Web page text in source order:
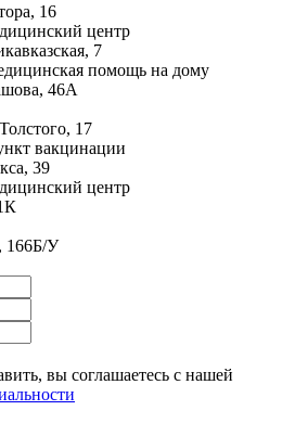
16
центр
7
помощь на дому
46А
17
вакцинации
39
центр
166Б/У
вы соглашаетесь с нашей